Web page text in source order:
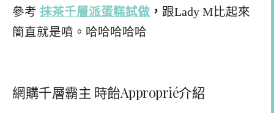
參考 抹茶千層派蛋糕試做 ， 跟Lady M比起來
簡直就是噴。哈哈哈哈哈
網購千層霸主 時飴Approprié介紹